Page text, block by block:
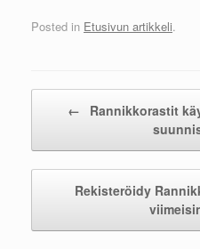
Posted in Etusivun artikkeli.
←
Rannikkorastit
Rekisteröidy